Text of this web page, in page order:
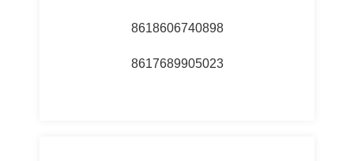
8618606740898
8617689905023